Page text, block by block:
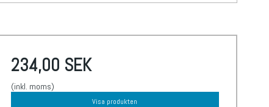
234,00 SEK
(inkl. moms)
Visa produkten